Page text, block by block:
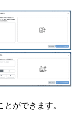
ができます。